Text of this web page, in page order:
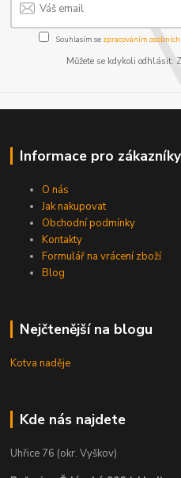
Souhlasím se zpracováním
Můžete se kdykoli odhlásit.
Informace pro zákazníky
O nás
Jak nakupovat
Obchodní podmínky
Kontakty
Formulář na vrácení zboží
Blog
Nejčtenější na blogu
Kotva naděje
Kde nás najdete
Uhřice 76 (okr. Vyškov)